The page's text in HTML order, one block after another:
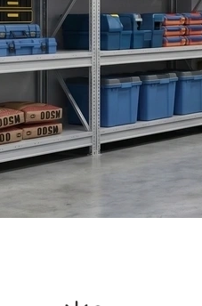
ТЕЛЕЖКИ
Пищевое
Фармацевтическое